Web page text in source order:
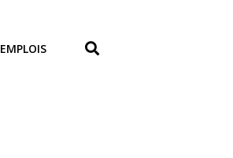
EMPLOIS